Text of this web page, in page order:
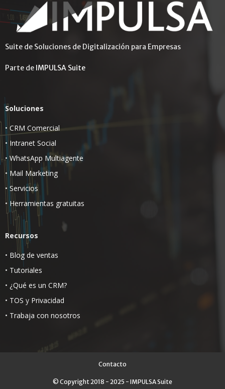
Suite de Soluciones de Digitalización para Empresas
Parte de IMPULSA Suite
Soluciones
•CRM Comercial
• Intranet Social
• WhatsApp Multiagente
• Mail Marketing
• Servicios
• Herramientas gratuitas
Recursos
• Blog de ventas
• Tutoriales
• ¿Qué es un CRM?
• TOS y Privacidad
• Trabaja con nosotros
Contacto
© Copyright 2018 - 2025 - IMPULSA Suite